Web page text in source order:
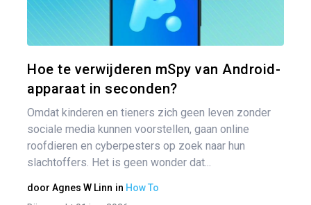
Hoe te verwijderen mSpy van Android-
apparaat in seconden?
Omdat kinderen en tieners zich geen leven zonder
sociale media kunnen voorstellen, gaan online
roofdieren en cyberpesters op zoek naar hun
slachtoffers. Het is geen wonder dat...
door Agnes W Linn in How To